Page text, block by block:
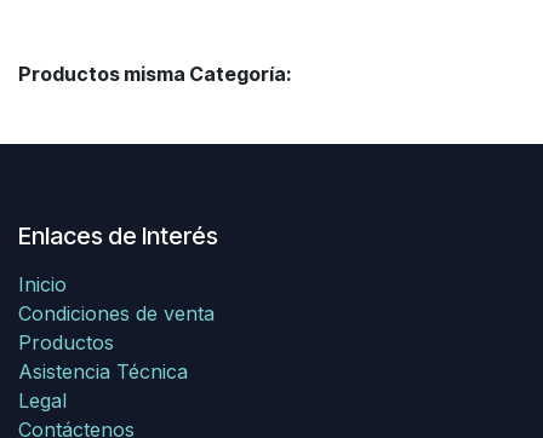
Productos misma Categoría:
Enlaces de Interés
Inicio
Condiciones de venta
Productos
Asistencia Técnica
Legal
Contáctenos